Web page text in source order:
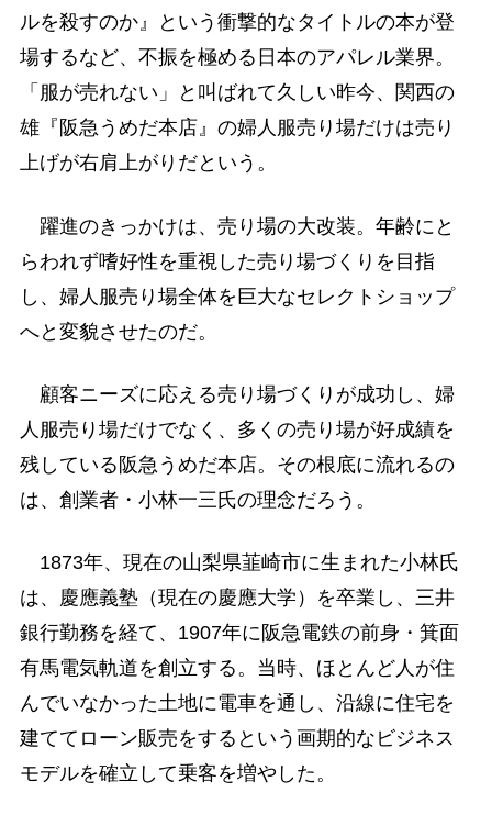
ルを殺すのか』という衝撃的なタイトルの本が登
場するなど、不振を極める日本のアパレル業界。
「服が売れない」と叫ばれて久しい昨今、関西の
雄『阪急うめだ本店』の婦人服売り場だけは売り
上げが右肩上がりだという。
躍進のきっかけは、売り場の大改装。年齢にと
らわれず嗜好性を重視した売り場づくりを目指
し、婦人服売り場全体を巨大なセレクトショップ
へと変貌させたのだ。
顧客ニーズに応える売り場づくりが成功し、婦
人服売り場だけでなく、多くの売り場が好成績を
残している阪急うめだ本店。その根底に流れるの
は、創業者・小林一三氏の理念だろう。
1873年、現在の山梨県韮崎市に生まれた小林氏
は、慶應義塾（現在の慶應大学）を卒業し、三井
銀行勤務を経て、1907年に阪急電鉄の前身・箕面
有馬電気軌道を創立する。当時、ほとんど人が住
んでいなかった土地に電車を通し、沿線に住宅を
建ててローン販売をするという画期的なビジネス
モデルを確立して乗客を増やした。